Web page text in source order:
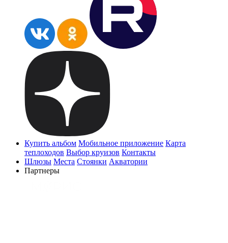
Купить альбом Мобильное приложение Карта
теплоходов Выбор круизов Контакты
Шлюзы Места Стоянки Акватории
Партнеры